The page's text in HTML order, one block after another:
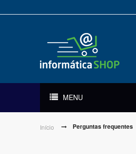
MENU
Início Perguntas frequentes